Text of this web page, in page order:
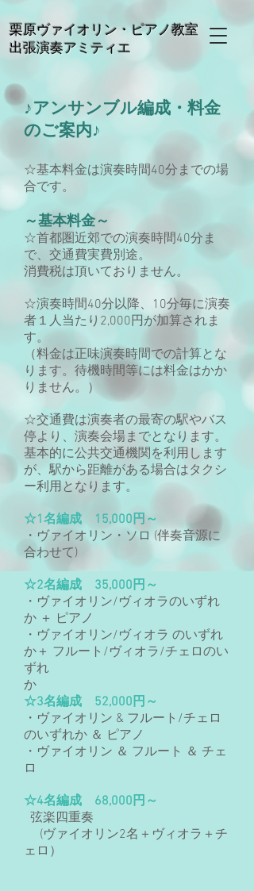
栗原ヴァイオリン・ピアノ教室
出張演奏アミティエ
♪アンサンブル編成・料金
のご案内♪
☆基本料金は演奏時間40分までの場
合です。
～基本料金～
☆首都圏近郊での演奏時間40分ま
で、交通費実費別途。
消費税は頂いておりません。
☆演奏時間40分以降、10分毎に演奏
者１人当たり2,000円が加算されま
す。
（料金は正味演奏時間での計算とな
ります。待機時間等には料金はかか
りません。）
☆交通費は演奏者の最寄の駅やバス
停より、演奏会場までとなります。
基本的に公共交通機関を利用します
が、駅から距離がある場合はタクシ
ー利用となります。
☆1名編成 15,000円～
・ヴァイオリン・ソロ (伴奏音源に
合わせて)
☆2名編成 35,000円～
・ヴァイオリン/ヴィオラのいずれ
か ＋ ピアノ
・ヴァイオリン/ヴィオラ のいずれ
か＋ フルート/ヴィオラ/チェロのい
ずれ
か
☆3名編成 52,000円～
・ヴァイオリン & フルート/チェロ
のいずれか ＆ ピアノ
・ヴァイオリン ＆ フルート ＆ チェ
ロ
☆4名編成 68,000円～
弦楽四重奏
(ヴァイオリン2名＋ヴィオラ＋チ
ェロ）